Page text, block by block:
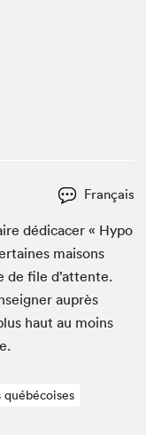
Français
dédi­cac­er « Hypo
maisons
de file d’at­tente.
auprès
haut au moins
québécoises